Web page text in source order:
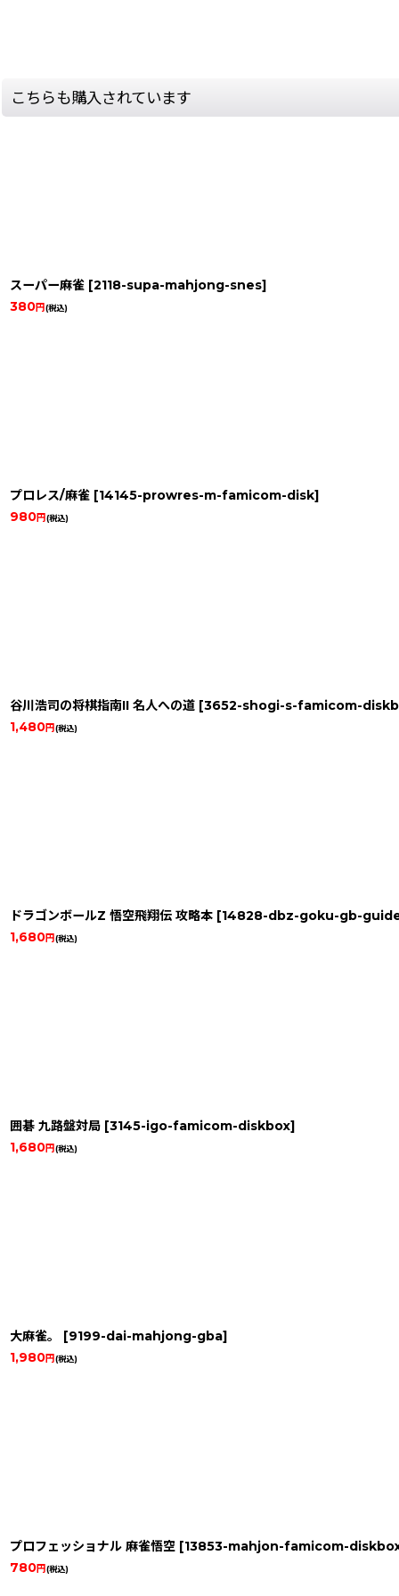
こちらも購入されています
スーパー麻雀 [2118-supa-mahjong-snes]
380円(税込)
プロレス/麻雀 [14145-prowres-m-famicom-disk]
980円(税込)
谷川浩司の将棋指南II 名人への道 [3652-shogi-s-famicom-
1,480円(税込)
ドラゴンボールZ 悟空飛翔伝 攻略本 [14828-dbz-goku-gb-
1,680円(税込)
囲碁 九路盤対局 [3145-igo-famicom-diskbox]
1,680円(税込)
大麻雀。 [9199-dai-mahjong-gba]
1,980円(税込)
プロフェッショナル 麻雀悟空 [13853-mahjon-famicom-
780円(税込)